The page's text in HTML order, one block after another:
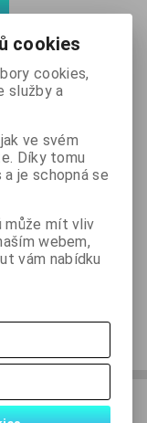
Tisk
cookies
cookies,
služby a
ve svém
Díky tomu
je schopná se
může mít vliv
webem,
vám nabídku